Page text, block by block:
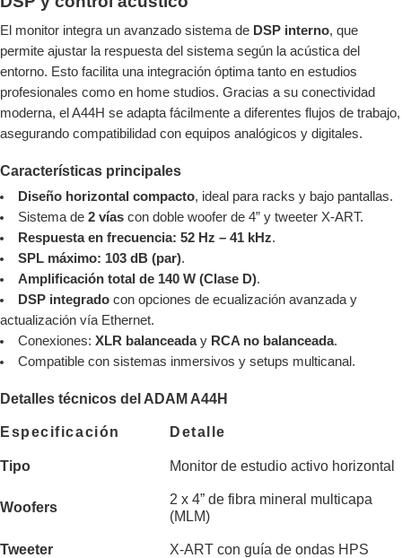
El monitor integra un avanzado sistema de DSP interno, que
permite ajustar la respuesta del sistema según la acústica del
entorno. Esto facilita una integración óptima tanto en estudios
profesionales como en home studios. Gracias a su conectividad
moderna, el A44H se adapta fácilmente a diferentes flujos de trabajo,
asegurando compatibilidad con equipos analógicos y digitales.
Características principales
Diseño horizontal compacto, ideal para racks y bajo pantallas.
Sistema de 2 víascon doble woofer de 4” y tweeter X-ART.
Respuesta en frecuencia: 52 Hz – 41 kHz.
SPL máximo: 103 dB (par).
Amplificación total de 140 W (Clase D).
DSP integradocon opciones de ecualización avanzada y
actualización vía Ethernet.
Conexiones: XLR balanceaday RCA no balanceada.
Compatible con sistemas inmersivos y setups multicanal.
Detalles técnicos del ADAM A44H
Especificación Detalle
Tipo Monitor de estudio activo horizontal
Woofers
2 x 4” de fibra mineral multicapa
(MLM)
Tweeter X-ART con guía de ondas HPS